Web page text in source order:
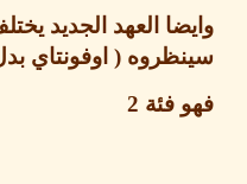
العهد الجديد يختلف عن
(اوفونتاي بدل من
فئة2